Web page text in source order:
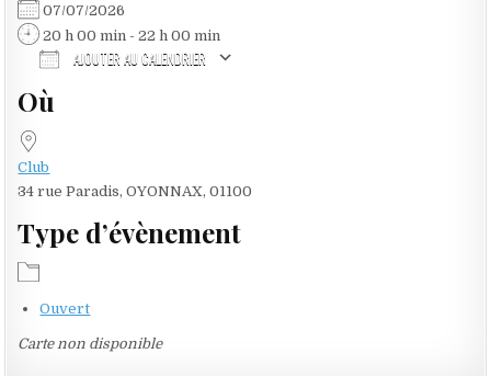
07/07/2026
20 h 00 min - 22 h 00 min
AJOUTER AU CALENDRIER
Où
Club
34 rue Paradis, OYONNAX, 01100
Type d’évènement
Ouvert
Carte non disponible